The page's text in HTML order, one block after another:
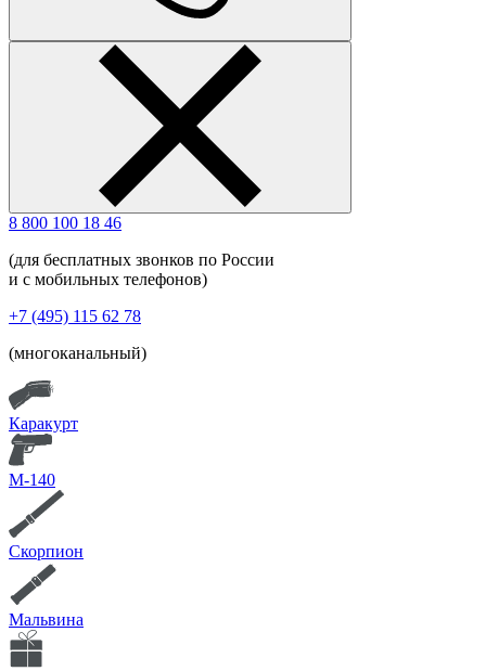
8 800 100 18 46
(для бесплатных звонков по России
и с мобильных телефонов)
+7 (495) 115 62 78
(многоканальный)
Каракурт
М-140
Скорпион
Мальвина